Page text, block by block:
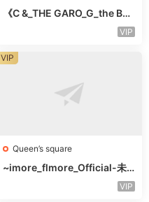
《C &_THE GARO_G_the Bar
VIP
Queen’s square
~imore_flmore_Official-未
VIP
VIP